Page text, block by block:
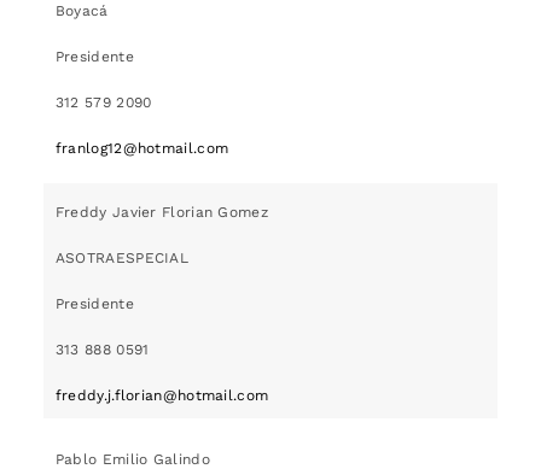
Boyacá
Presidente
312 579 2090
franlog12@hotmail.com
Freddy Javier Florian Gomez
ASOTRAESPECIAL
Presidente
313 888 0591
freddy.j.florian@hotmail.com
Pablo Emilio Galindo